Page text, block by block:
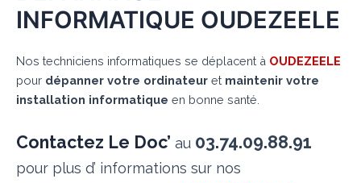
INFORMATIQUE OUDEZEELE
Nos techniciens informatiques se déplacent à OUDEZEELE
pour dépanner votre ordinateur et maintenir votre
installation informatique en bonne santé.
Contactez Le Doc’ au 03.74.09.88.91
pour plus d’ informations sur nos